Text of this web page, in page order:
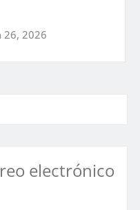
26, 2026
electrónico